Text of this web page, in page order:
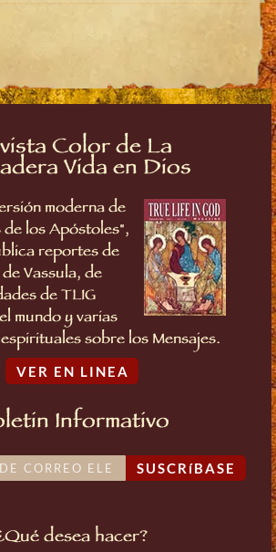
Color de La
Vida en Dios
moderna de
los Apóstoles",
reportes de
Vassula, de
de TLIG
mundo y varias
sobre los Mensajes.
VER EN LINEA
Informativo
SUSCRíBASE
desea hacer?